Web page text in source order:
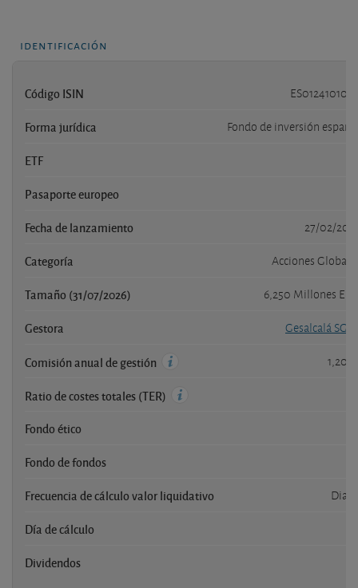
identificación
Código ISIN
Forma jurídica Fondo de inversión
ETF
Pasaporte europeo
Fecha de lanzamiento 27/02/
Categoría Acciones
Tamaño (31/07/2026) 6,250 Millones
Gestora Gesalcalá
Comisión anual de gestión 1,20
Ratio de costes totales (TER)
Fondo ético
Fondo de fondos
Frecuencia de cálculo valor liquidativo
Día de cálculo
Dividendos